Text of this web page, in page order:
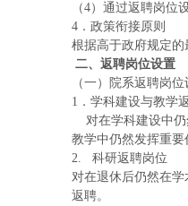
（4）通过返聘岗位
4．政策衔接原则
根据高于政府规定
二、返聘岗位设置
（一）院系返聘岗位
1．学科建设与教学
对在学科建设中
教学中仍然发挥重
2.
科研返聘岗位
对在退休后仍然在
返聘。